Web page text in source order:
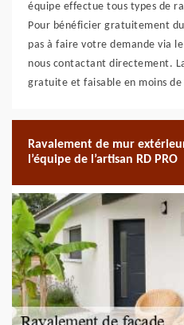
équipe effectue tous types de
Pour bénéficier gratuitement
pas à faire votre demande via
nous contactant directement.
gratuite et faisable en moins de
Ravalement de mur
l’équipe de l’artisan RD PRO